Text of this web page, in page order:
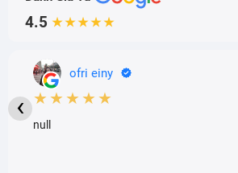
4.5 ★★★★★
ofri einy
★★★★★
null
‹